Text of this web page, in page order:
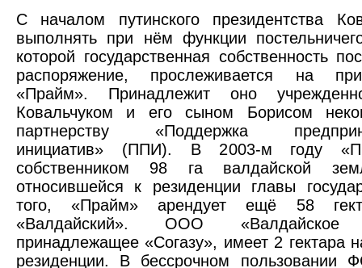
С началом путинского президентства
выполнять при нём функции
которой государственная собственность
распоряжение, прослеживается на
«Прайм». Принадлежит оно
Ковальчуком и его сыном Борисом
партнерству «Поддержка
инициатив» (ППИ). В 2003-м году
собственником 98 га валдайской
относившейся к резиденции главы
того, «Прайм» арендует ещё 58
«Валдайский». ООО «Валдайское
принадлежащее «Согазу», имеет 2 гектара
резиденции. В бессрочном пользовании